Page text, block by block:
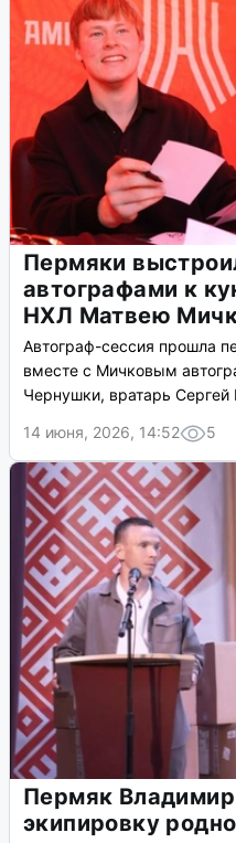
Пермяки
автографами к
НХЛ Матвею
Автограф-сессия прошла
вместе с Мичковым
Чернушки, вратарь Сергей
14 июня, 2026, 14:52
5
Пермяк
экипировку